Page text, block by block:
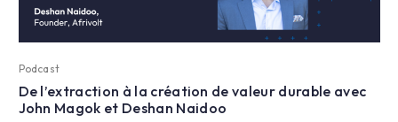
Podcast
De l’extraction à la création de valeur durable avec
John Magok et Deshan Naidoo